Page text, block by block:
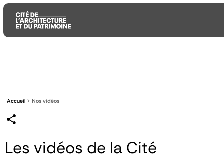
principal
principal
recherche
Accueil Nos vidéos
Les vidéos de la Cité